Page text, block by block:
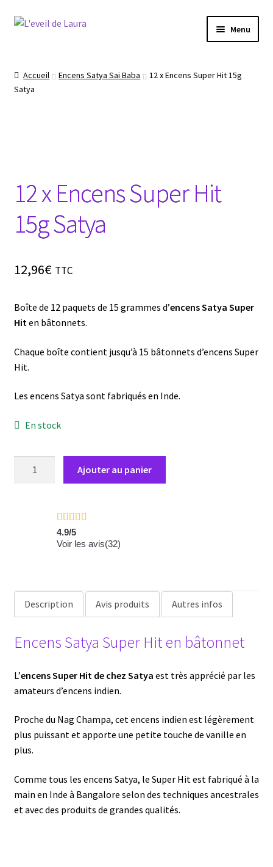
Aller
Aller
Menu
Conseils produits bien être
La méditation
Le Yoga
Accueil Encens Satya Sai Baba
12 x Encens Super Hit 15g
Satya
12 x Encens Super Hit
15g Satya
12,96€ TTC
Boîte de 12 paquets de 15 grammes d’encens Satya Super
Hit en bâtonnets.
Chaque boîte contient jusqu’à 15 bâtonnets d’encens Super
Hit.
Les encens Satya sont fabriqués en Inde.
En stock
Ajouter au panier
4.9/5
Voir les avis(32)
Description Avis produits Autres infos
Encens Satya Super Hit en bâtonnet
L’encens Super Hit de chez Satya est très apprécié par les
amateurs d’encens indien.
Proche du Nag Champa, cet encens indien est légèrement
plus puissant et apporte une petite touche de vanille en
plus.
Comme tous les encens Satya, le Super Hit est fabriqué à la
main en Inde à Bangalore selon des techniques ancestrales
et avec des produits de grandes qualités.